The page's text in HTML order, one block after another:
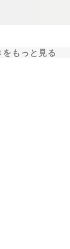
をもっと見る